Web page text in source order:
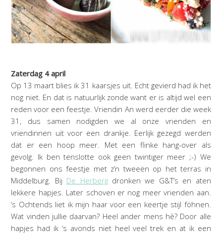
Zaterdag 4 april
Op 13 maart blies ik 31 kaarsjes uit. Echt gevierd had ik het
nog niet. En dat is natuurlijk zonde want er is altijd wel een
reden voor een feestje. Vriendin An werd eerder die week
31, dus samen nodigden we al onze vrienden en
vriendinnen uit voor een drankje. Eerlijk gezegd werden
dat er een hoop meer. Met een flinke hang-over als
gevolg. Ik ben tenslotte ook geen twintiger meer ;-) We
begonnen ons feestje met z’n tweeën op het terras in
Middelburg. Bij De Herbergdronken we G&T’s en aten
lekkere hapjes. Later schoven er nog meer vrienden aan.
‘s Ochtends liet ik mijn haar voor een keertje stijl föhnen.
Wat vinden jullie daarvan? Heel ander mens hè? Door alle
hapjes had ik ‘s avonds niet heel veel trek en at ik een